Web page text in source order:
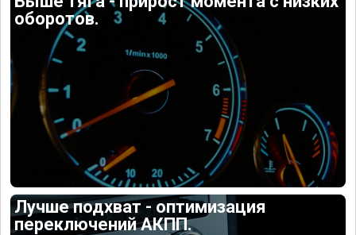
оборотов.
Лучше подхват - оптимизация
переключений АКПП.